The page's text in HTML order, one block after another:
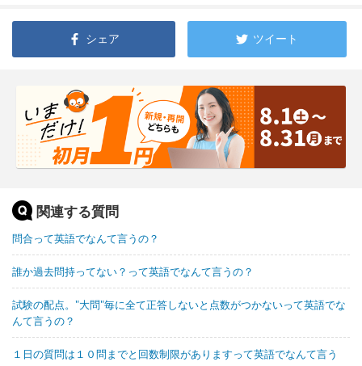
シェア ツイート
関連する質問
問合って英語でなんて言うの？
誰か過去問持ってない？って英語でなんて言うの？
試験の配点。"大問"毎に全て正答しないと点数がつかないって英語でな
んて言うの？
１日の質問は１０問までと回数制限がありますって英語でなんて言う